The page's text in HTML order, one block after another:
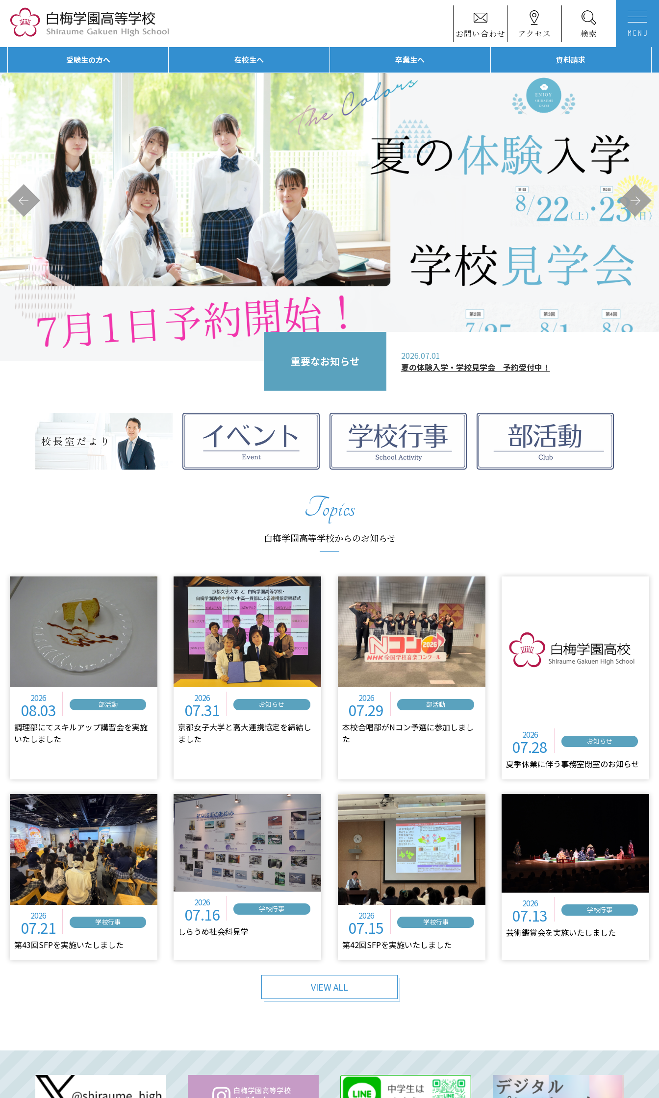
お問い合わせ アクセス 検索
受験生の方へ 在校生へ 卒業生へ 資料請求
重要なお知らせ
2026.07.01
夏の体験入学・学校見学会 予約受付中！
Topics
白梅学園高等学校からのお知らせ
2026
08.03 部活動
調理部にてスキルアップ講習会を実施
いたしました
2026
07.31 お知らせ
京都女子大学と高大連携協定を締結し
ました
2026
07.29 部活動
本校合唱部がNコン予選に参加しまし
た
2026
07.28 お知らせ
夏季休業に伴う事務室閉室のお知らせ
2026
07.21 学校行事
第43回SFPを実施いたしました
2026
07.16 学校行事
しらうめ社会科見学
2026
07.15 学校行事
第42回SFPを実施いたしました
2026
07.13 学校行事
芸術鑑賞会を実施いたしました
VIEW ALL